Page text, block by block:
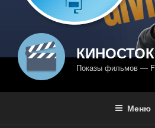
КИНОСТОК
Показы фильмов —
Меню